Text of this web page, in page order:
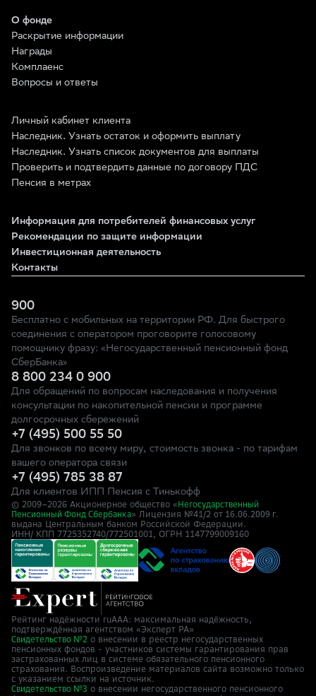
О фонде
Раскрытие информации
Награды
Комплаенс
Вопросы и ответы
Личный кабинет клиента
Наследник. Узнать остаток и оформить выплату
Наследник. Узнать список документов для выплаты
Проверить и подтвердить данные по договору ПДС
Пенсия в метрах
Информация для потребителей финансовых услуг
Рекомендации по защите информации
Инвестиционная деятельность
Контакты
900
Бесплатно с мобильных на территории РФ. Для быстрого
соединения с оператором проговорите голосовому
помощнику фразу: «Негосударственный пенсионный фонд
СберБанка»
8 800 234 0 900
Для обращений по вопросам наследования и получения
консультации по накопительной пенсии и программе
долгосрочных сбережений
+7 (495) 500 55 50
Для звонков по всему миру, стоимость звонка - по тарифам
вашего оператора связи
+7 (495) 785 38 87
Для клиентов ИПП Пенсия с Тинькофф
© 2009–2026 Акционерное общество « Негосударственный
Пенсионный Фонд Сбербанка» Лицензия №41/2 от 16.06.2009 г.
выдана Центральным банком Российской Федерации.
ИНН/ КПП 7725352740/772501001, ОГРН 1147799009160
Рейтинг надёжности ruAAA: максимальная надёжность,
подтверждённая агентством «Эксперт РА»
Свидетельство №2 о внесении в реестр негосударственных
пенсионных фондов - участников системы гарантирования прав
застрахованных лиц в системе обязательного пенсионного
страхования. Воспроизведение материалов сайта возможно только
с указанием ссылки на источник.
Свидетельство №3 о внесении негосударственного пенсионного